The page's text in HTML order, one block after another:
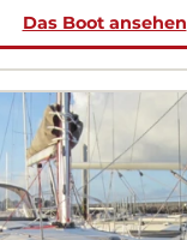
Das Boot ansehen